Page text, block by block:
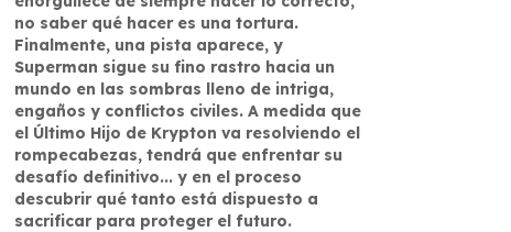
no saber qué hacer es una tortura.
Finalmente, una pista aparece, y
Superman sigue su fino rastro hacia un
mundo en las sombras lleno de intriga,
engaños y conflictos civiles. A medida que
el Último Hijo de Krypton va resolviendo el
rompecabezas, tendrá que enfrentar su
desafío definitivo... y en el proceso
descubrir qué tanto está dispuesto a
sacrificar para proteger el futuro.